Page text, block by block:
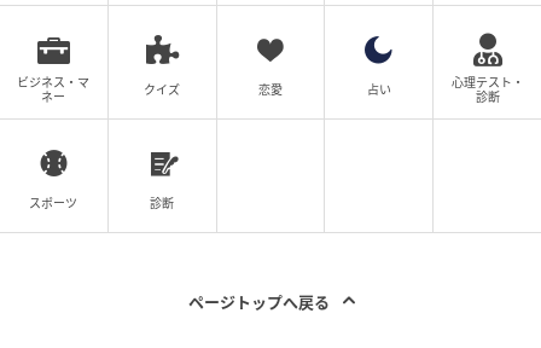
ビジネス・マ
ネー
クイズ 恋愛 占い
心理テスト・
診断
スポーツ 診断
ページトップへ戻る